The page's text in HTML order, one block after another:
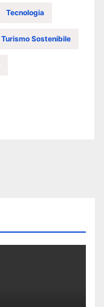
Tecnologia
Turismo Sostenibile